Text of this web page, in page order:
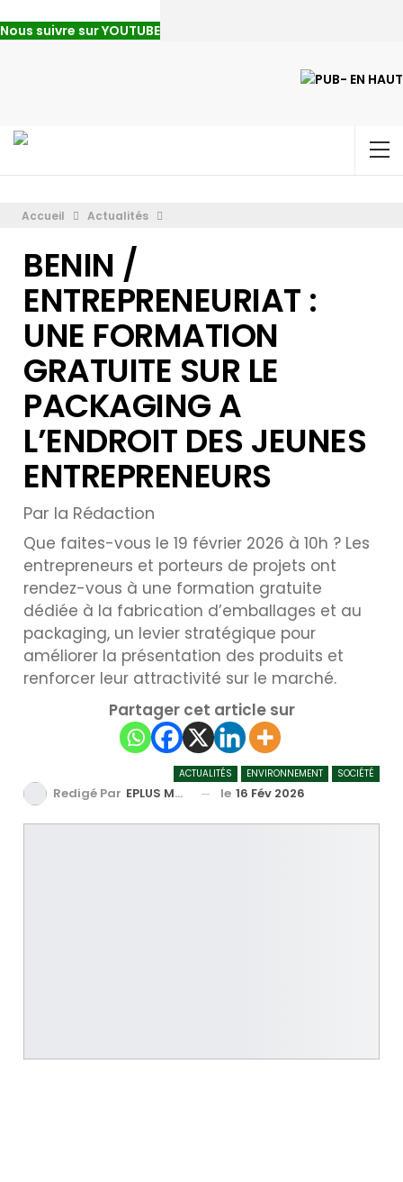
Nous suivre sur YOUTUBE
Accueil Actualités
BENIN /
ENTREPRENEURIAT :
UNE FORMATION
GRATUITE SUR LE
PACKAGING A
L’ENDROIT DES JEUNES
ENTREPRENEURS
Par la Rédaction
Que faites-vous le 19 février 2026 à 10h ? Les
entrepreneurs et porteurs de projets ont
rendez-vous à une formation gratuite
dédiée à la fabrication d’emballages et au
packaging, un levier stratégique pour
améliorer la présentation des produits et
renforcer leur attractivité sur le marché.
Partager cet article sur
ACTUALITÉS ENVIRONNEMENT SOCIÉTÉ
Redigé Par EPLUS MEDIA TV le 16 Fév 2026